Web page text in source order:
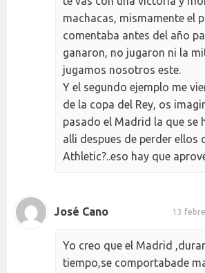
machacas, mismamente el
comentaba antes del año
ganaron, no jugaron ni la
jugamos nosotros este.
Y el segundo ejemplo me
de la copa del Rey, os
pasado el Madrid la que se
alli despues de perder ellos
Athletic?..eso hay que
José Cano 13
Yo creo que el Madrid
tiempo,se comportabade